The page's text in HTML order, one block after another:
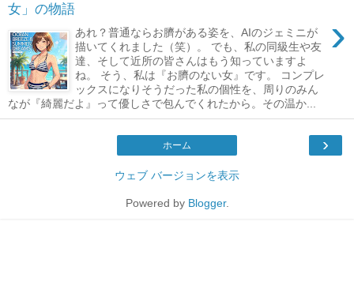
女」の物語
›
あれ？普通ならお臍がある姿を、AIのジェミニが
描いてくれました（笑）。 でも、私の同級生や友
達、そして近所の皆さんはもう知っていますよ
ね。 そう、私は『お臍のない女』です。 コンプレ
ックスになりそうだった私の個性を、周りのみん
なが『綺麗だよ』って優しさで包んでくれたから。その温か...
›
ホーム
ウェブ バージョンを表示
Powered by Blogger.